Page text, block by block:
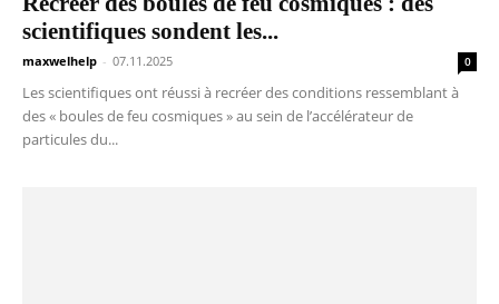
scientifiques sondent les...
maxwelhelp - 07.11.2025 0
Les scientifiques ont réussi à recréer des conditions ressemblant à
des « boules de feu cosmiques » au sein de l’accélérateur de
particules du...